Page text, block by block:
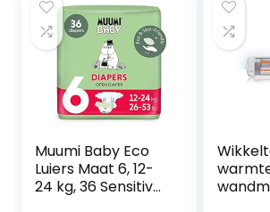
Muumi Baby Eco
Luiers Maat 6, 12-
24 kg, 36 Sensitive